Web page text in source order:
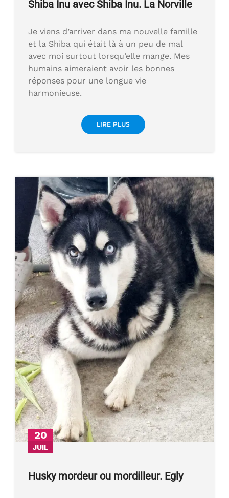
Shiba Inu avec Shiba Inu. La Norville
Je viens d’arriver dans ma nouvelle famille
et la Shiba qui était là à un peu de mal
avec moi surtout lorsqu’elle mange. Mes
humains aimeraient avoir les bonnes
réponses pour une longue vie
harmonieuse.
LIRE PLUS
20
JUIL
Husky mordeur ou mordilleur. Egly